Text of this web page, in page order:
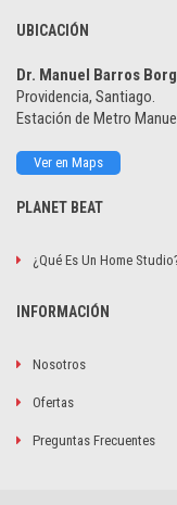
UBICACIÓN
Dr. Manuel Barros
Providencia, Santiago.
Estación de Metro
Ver en Maps
PLANET BEAT
¿Qué Es Un Home
INFORMACIÓN
Nosotros
Ofertas
Preguntas Frecuentes